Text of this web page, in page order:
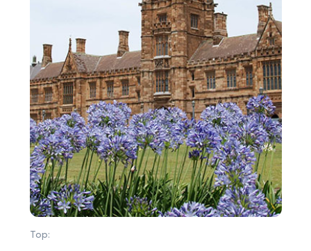
Top: